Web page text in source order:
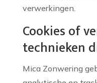
verwerkingen.
Cookies of
technieken
Mica Zonwering